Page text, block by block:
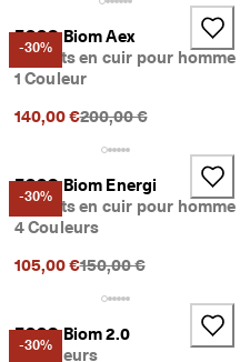
-30%
ECCO Biom Aex
Baskets en cuir pour homme
1 Couleur
140,00 €Prix précédent
200,00 €
-30%
ECCO Biom Energi
Baskets en cuir pour homme
4 Couleurs
105,00 €Prix précédent
150,00 €
-30%
ECCO Biom 2.0
2 Couleurs